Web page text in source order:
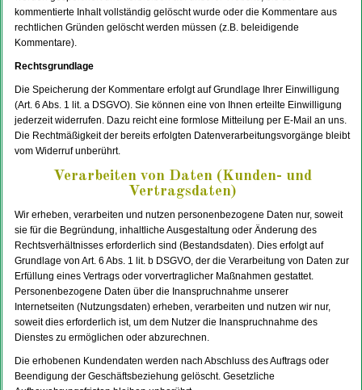
kommentierte Inhalt vollständig gelöscht wurde oder die Kommentare aus
rechtlichen Gründen gelöscht werden müssen (z.B. beleidigende
Kommentare).
Rechtsgrundlage
Die Speicherung der Kommentare erfolgt auf Grundlage Ihrer Einwilligung
(Art. 6 Abs. 1 lit. a DSGVO). Sie können eine von Ihnen erteilte Einwilligung
jederzeit widerrufen. Dazu reicht eine formlose Mitteilung per E-Mail an uns.
Die Rechtmäßigkeit der bereits erfolgten Datenverarbeitungsvorgänge bleibt
vom Widerruf unberührt.
Verarbeiten von Daten (Kunden- und
Vertragsdaten)
Wir erheben, verarbeiten und nutzen personenbezogene Daten nur, soweit
sie für die Begründung, inhaltliche Ausgestaltung oder Änderung des
Rechtsverhältnisses erforderlich sind (Bestandsdaten). Dies erfolgt auf
Grundlage von Art. 6 Abs. 1 lit. b DSGVO, der die Verarbeitung von Daten zur
Erfüllung eines Vertrags oder vorvertraglicher Maßnahmen gestattet.
Personenbezogene Daten über die Inanspruchnahme unserer
Internetseiten (Nutzungsdaten) erheben, verarbeiten und nutzen wir nur,
soweit dies erforderlich ist, um dem Nutzer die Inanspruchnahme des
Dienstes zu ermöglichen oder abzurechnen.
Die erhobenen Kundendaten werden nach Abschluss des Auftrags oder
Beendigung der Geschäftsbeziehung gelöscht. Gesetzliche